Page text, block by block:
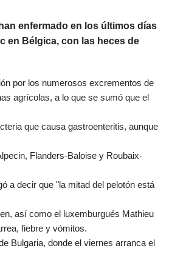
enfermado en los últimos días
en Bélgica, con las heces de
por los numerosos excrementos de
agrícolas, a lo que se sumó que el
que causa gastroenteritis, aunque
Flanders-Baloise y Roubaix-
a decir que "la mitad del pelotón está
así como el luxemburgués Mathieu
fiebre y vómitos.
Bulgaria, donde el viernes arranca el